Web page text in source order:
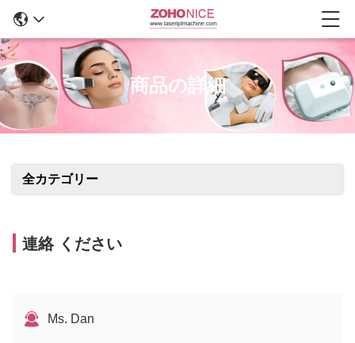
商品の詳細
全カテゴリー
連絡 ください
Ms. Dan